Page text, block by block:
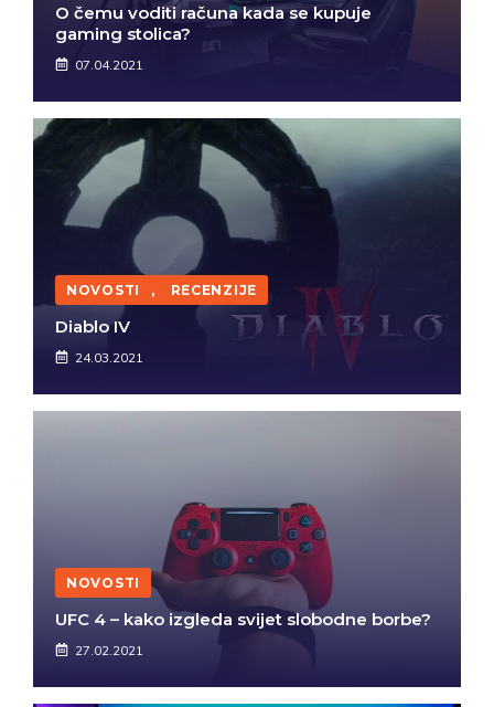
O čemu voditi računa kada se kupuje
gaming stolica?
07.04.2021
NOVOSTI , RECENZIJE
Diablo IV
24.03.2021
NOVOSTI
UFC 4 – kako izgleda svijet slobodne borbe?
27.02.2021